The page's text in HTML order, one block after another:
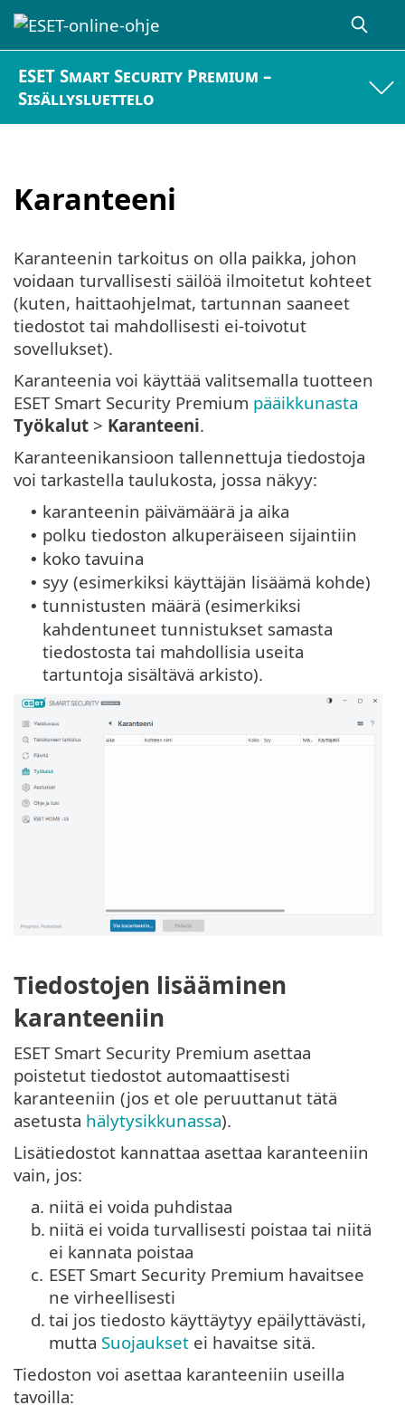
ESET Smart Security Premium –
Sisällysluettelo
Karanteeni
Karanteenin tarkoitus on olla paikka, johon
voidaan turvallisesti säilöä ilmoitetut kohteet
(kuten, haittaohjelmat, tartunnan saaneet
tiedostot tai mahdollisesti ei-toivotut
sovellukset).
Karanteenia voi käyttää valitsemalla tuotteen
ESET Smart Security Premium pääikkunasta
Työkalut > Karanteeni.
Karanteenikansioon tallennettuja tiedostoja
voi tarkastella taulukosta, jossa näkyy:
• karanteenin päivämäärä ja aika
• polku tiedoston alkuperäiseen sijaintiin
• koko tavuina
• syy (esimerkiksi käyttäjän lisäämä kohde)
• tunnistusten määrä (esimerkiksi
kahdentuneet tunnistukset samasta
tiedostosta tai mahdollisia useita
tartuntoja sisältävä arkisto).
Tiedostojen lisääminen
karanteeniin
ESET Smart Security Premium asettaa
poistetut tiedostot automaattisesti
karanteeniin (jos et ole peruuttanut tätä
asetusta hälytysikkunassa).
Lisätiedostot kannattaa asettaa karanteeniin
vain, jos:
a. niitä ei voida puhdistaa
b. niitä ei voida turvallisesti poistaa tai niitä
ei kannata poistaa
c. ESET Smart Security Premium havaitsee
ne virheellisesti
d. tai jos tiedosto käyttäytyy epäilyttävästi,
mutta Suojaukset ei havaitse sitä.
Tiedoston voi asettaa karanteeniin useilla
tavoilla: